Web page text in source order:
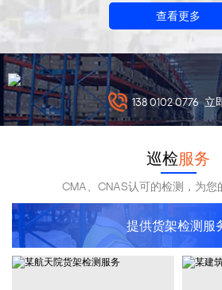
查看更多
138 0102 0776 立
巡检服务
CMA、CNAS认可的检测，为您
提供货架检测服